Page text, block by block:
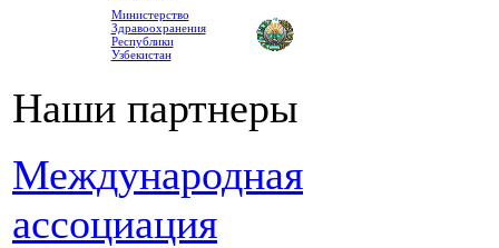
Министерство
Здравоохранения
Республики
Узбекистан
Наши партнеры
Международная
ассоциация